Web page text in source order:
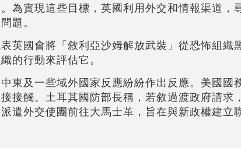
為實現這些目標，英國利用外交和情報渠道，
題。
英國會將「敘利亞沙姆解放武裝」從恐怖組織
的行動來評估它。
東及一些域外國家反應紛紛作出反應。美國國
接觸。土耳其國防部長稱，若敘過渡政府請求
遣外交使團前往大馬士革，旨在與新政權建立